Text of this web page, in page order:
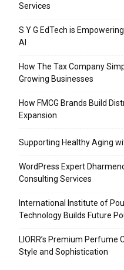
Services
S Y G EdTech is
AI
How The Tax Company
Growing Businesses
How FMCG Brands Build
Expansion
Supporting Healthy Aging
WordPress Expert
Consulting Services
International Institute of
Technology Builds Future
LIORR’s Premium Perfume
Style and Sophistication